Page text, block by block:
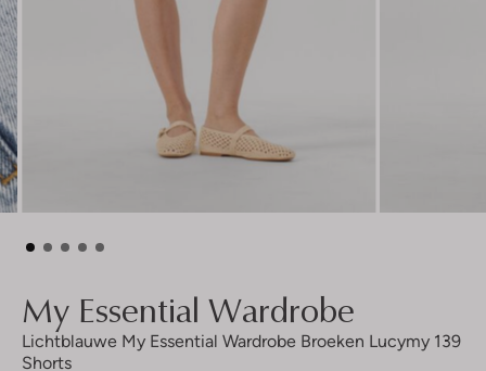
My Essential Wardrobe
Lichtblauwe My Essential Wardrobe Broeken Lucymy 139
Shorts